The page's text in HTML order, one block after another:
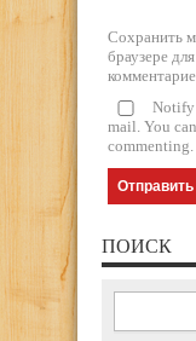
Сохранить
браузере
Notify
mail. You
commenting.
ПОИСК